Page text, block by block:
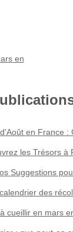
en
en France :
les Trésors à
Suggestions
des
cueillir en mars